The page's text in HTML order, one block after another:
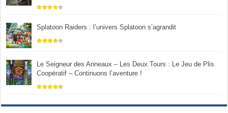
Splatoon Raiders : l’univers Splatoon s’agrandit
Le Seigneur des Anneaux – Les Deux Tours : Le Jeu de Plis
Coopératif – Continuons l’aventure !